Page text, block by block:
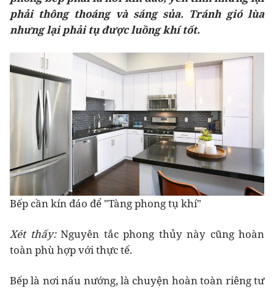
phải thông thoáng và sáng sủa. Tránh gió lùa
nhưng lại phải tụ được luồng khí tốt.
Bếp cần kín đáo để "Tàng phong tụ khí"
Xét thấy:Nguyên tắc phong thủy này cũng hoàn
toàn phù hợp với thực tế.
Bếp là nơi nấu nướng, là chuyện hoàn toàn riêng tư